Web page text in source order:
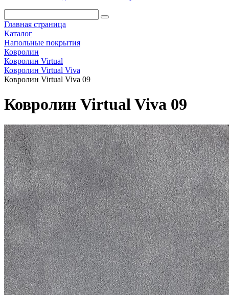
Главная страница
Каталог
Напольные покрытия
Ковролин
Ковролин Virtual
Ковролин Virtual Viva
Ковролин Virtual Viva 09
Ковролин Virtual Viva 09